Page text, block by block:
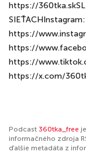
https://
SIEŤACHInstagram:
https://
https://
https://
https://x.com/
Podcast 360tka_free
informačného zdroja
ďalšie metadáta z